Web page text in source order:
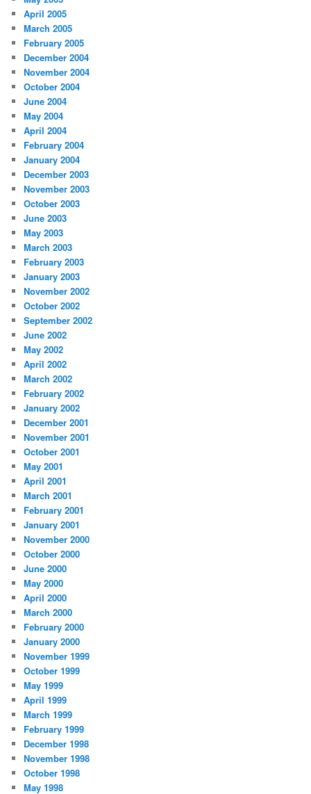
April 2005
March 2005
February 2005
December 2004
November 2004
October 2004
June 2004
May 2004
April 2004
February 2004
January 2004
December 2003
November 2003
October 2003
June 2003
May 2003
March 2003
February 2003
January 2003
November 2002
October 2002
September 2002
June 2002
May 2002
April 2002
March 2002
February 2002
January 2002
December 2001
November 2001
October 2001
May 2001
April 2001
March 2001
February 2001
January 2001
November 2000
October 2000
June 2000
May 2000
April 2000
March 2000
February 2000
January 2000
November 1999
October 1999
May 1999
April 1999
March 1999
February 1999
December 1998
November 1998
October 1998
May 1998